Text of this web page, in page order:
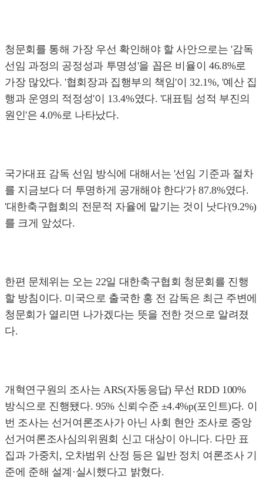
청문회를 통해 가장 우선 확인해야 할 사안으로는 '감독
선임 과정의 공정성과 투명성'을 꼽은 비율이 46.8%로
가장 많았다. '협회장과 집행부의 책임'이 32.1%, '예산 집
행과 운영의 적정성'이 13.4%였다. '대표팀 성적 부진의
원인'은 4.0%로 나타났다.
국가대표 감독 선임 방식에 대해서는 '선임 기준과 절차
를 지금보다 더 투명하게 공개해야 한다'가 87.8%였다.
'대한축구협회의 전문적 자율에 맡기는 것이 낫다'(9.2%)
를 크게 앞섰다.
한편 문체위는 오는 22일 대한축구협회 청문회를 진행
할 방침이다. 미국으로 출국한 홍 전 감독은 최근 주변에
청문회가 열리면 나가겠다는 뜻을 전한 것으로 알려졌
다.
개혁연구원의 조사는 ARS(자동응답) 무선 RDD 100%
방식으로 진행됐다. 95% 신뢰수준 ±4.4%p(포인트)다. 이
번 조사는 선거여론조사가 아닌 사회 현안 조사로 중앙
선거여론조사심의위원회 신고 대상이 아니다. 다만 표
집과 가중치, 오차범위 산정 등은 일반 정치 여론조사 기
준에 준해 설계·실시했다고 밝혔다.